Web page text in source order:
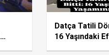
Datça Tatili
16 Yaşındaki